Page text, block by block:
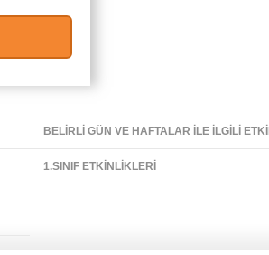
BELİRLİ GÜN VE HAFTALAR İLE İLGİLİ
1.SINIF ETKİNLİKLERİ